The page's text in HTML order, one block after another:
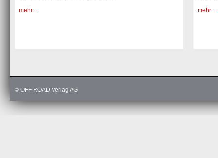
mehr... mehr...
© OFF ROAD Verlag AG